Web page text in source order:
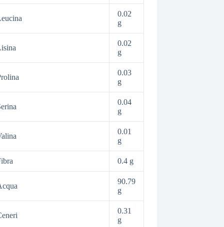
0.02
g
0.02
g
0.03
g
0.04
g
0.01
g
0.4 g
90.79
g
0.31
g